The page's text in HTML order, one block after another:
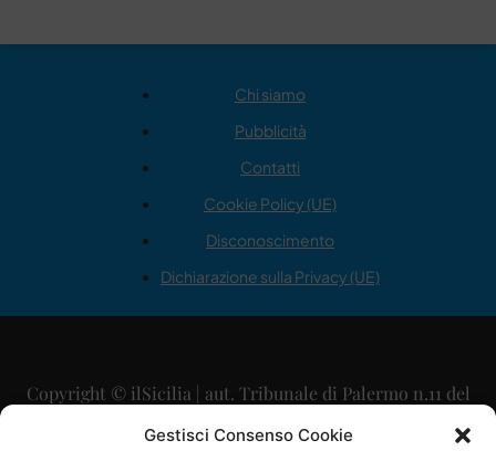
Gestisci Consenso Cookie
Chi siamo
Pubblicità
Contatti
Cookie Policy (UE)
Disconoscimento
Dichiarazione sulla Privacy (UE)
Copyright © ilSicilia | aut. Tribunale di Palermo n.11 del
29/09/2015